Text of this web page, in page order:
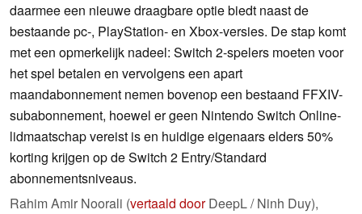
daarmee een nieuwe draagbare optie biedt naast de
bestaande pc-, PlayStation- en Xbox-versies. De stap komt
met een opmerkelijk nadeel: Switch 2-spelers moeten voor
het spel betalen en vervolgens een apart
maandabonnement nemen bovenop een bestaand FFXIV-
subabonnement, hoewel er geen Nintendo Switch Online-
lidmaatschap vereist is en huidige eigenaars elders 50%
korting krijgen op de Switch 2 Entry/Standard
abonnementsniveaus.
Rahim Amir Noorali (vertaald doorDeepL / Ninh Duy),